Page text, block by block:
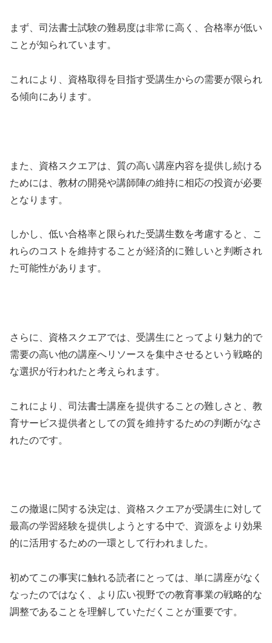
まず、司法書士試験の難易度は非常に高く、合格率が低い
ことが知られています。
これにより、資格取得を目指す受講生からの需要が限られ
る傾向にあります。
また、資格スクエアは、質の高い講座内容を提供し続ける
ためには、教材の開発や講師陣の維持に相応の投資が必要
となります。
しかし、低い合格率と限られた受講生数を考慮すると、こ
れらのコストを維持することが経済的に難しいと判断され
た可能性があります。
さらに、資格スクエアでは、受講生にとってより魅力的で
需要の高い他の講座へリソースを集中させるという戦略的
な選択が行われたと考えられます。
これにより、司法書士講座を提供することの難しさと、教
育サービス提供者としての質を維持するための判断がなさ
れたのです。
この撤退に関する決定は、資格スクエアが受講生に対して
最高の学習経験を提供しようとする中で、資源をより効果
的に活用するための一環として行われました。
初めてこの事実に触れる読者にとっては、単に講座がなく
なったのではなく、より広い視野での教育事業の戦略的な
調整であることを理解していただくことが重要です。